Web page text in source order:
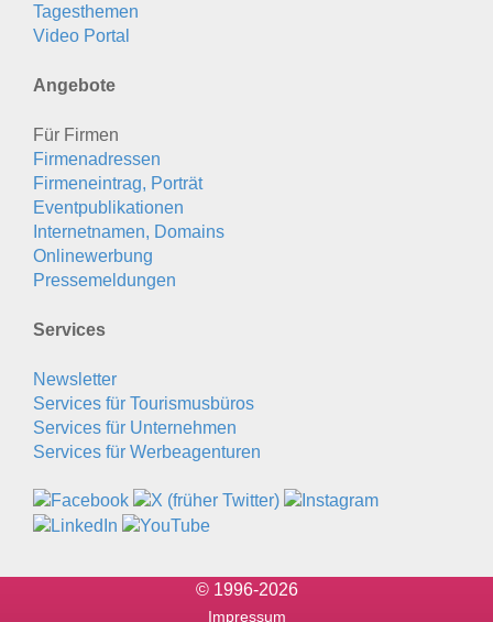
Tagesthemen
Video Portal
Angebote
Für Firmen
Firmenadressen
Firmeneintrag, Porträt
Eventpublikationen
Internetnamen, Domains
Onlinewerbung
Pressemeldungen
Services
Newsletter
Services für Tourismusbüros
Services für Unternehmen
Services für Werbeagenturen
© 1996-2026
Impressum